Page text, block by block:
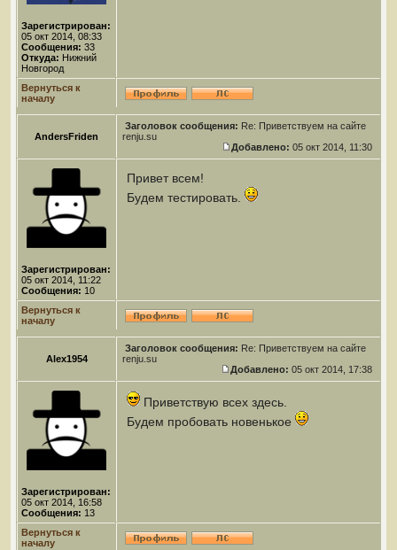
Зарегистрирован:
05 окт 2014, 08:33
Сообщения: 33
Откуда: Нижний
Новгород
Вернуться к
началу
AndersFriden
Заголовок сообщения: Re: Приветствуем на сайте
renju.su
Добавлено: 05 окт 2014, 11:30
Зарегистрирован:
05 окт 2014, 11:22
Сообщения: 10
Привет всем!
Будем тестировать.
Вернуться к
началу
Alex1954
Заголовок сообщения: Re: Приветствуем на сайте
renju.su
Добавлено: 05 окт 2014, 17:38
Зарегистрирован:
05 окт 2014, 16:58
Сообщения: 13
Приветствую всех здесь.
Будем пробовать новенькое
Вернуться к
началу